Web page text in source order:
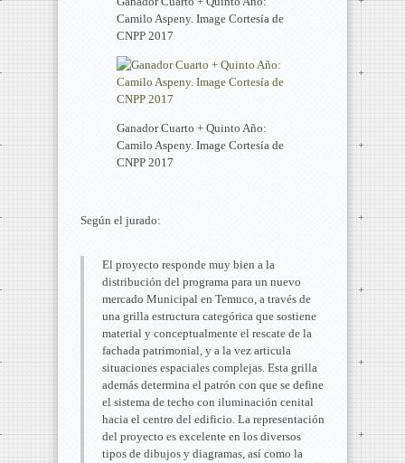
Camilo Aspeny. Image Cortesía de
CNPP 2017
Ganador Cuarto + Quinto Año:
Camilo Aspeny. Image Cortesía de
CNPP 2017
Según el jurado:
El proyecto responde muy bien a la
distribución del programa para un nuevo
mercado Municipal en Temuco, a través de
una grilla estructura categórica que sostiene
material y conceptualmente el rescate de la
fachada patrimonial, y a la vez articula
situaciones espaciales complejas. Esta grilla
además determina el patrón con que se define
el sistema de techo con iluminación cenital
hacia el centro del edificio. La representación
del proyecto es excelente en los diversos
tipos de dibujos y diagramas, así como la